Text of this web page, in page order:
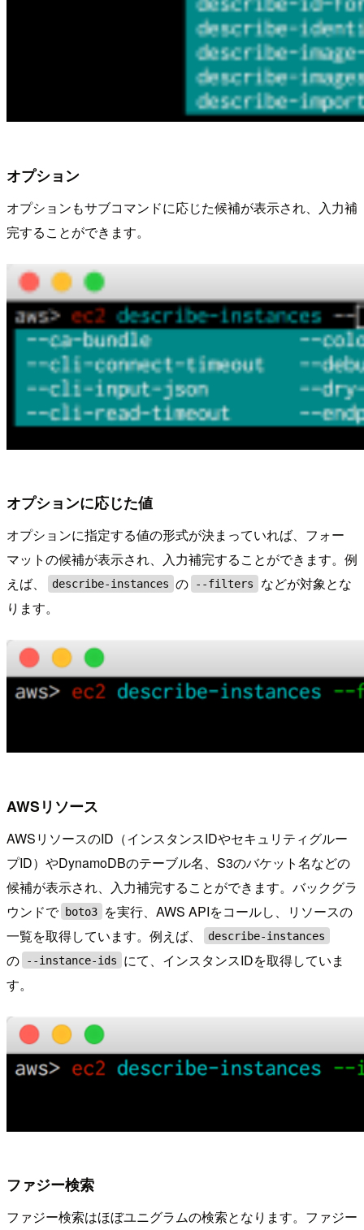
オプション
オプションもサブコマンドに応じた候補が表示され、入力補
完することができます。
オプションに応じた値
オプションに指定する値の形式が決まっていれば、フォー
マットの候補が表示され、入力補完することができます。例
えば、
describe-instances の --filters
などが対象とな
ります。
AWSリソース
AWSリソースのID（インスタンスIDやセキュリティグルー
プID）やDynamoDBのテーブル名、S3のバケット名などの
候補が表示され、入力補完することができます。バックグラ
ウンドで boto3
を実行、AWS APIをコールし、リソースの
一覧を取得しています。例えば、
describe-instances
の --instance-ids
にて、インスタンスIDを取得していま
す。
ファジー検索
ファジー検索はほぼユニグラムの検索となります。ファジー